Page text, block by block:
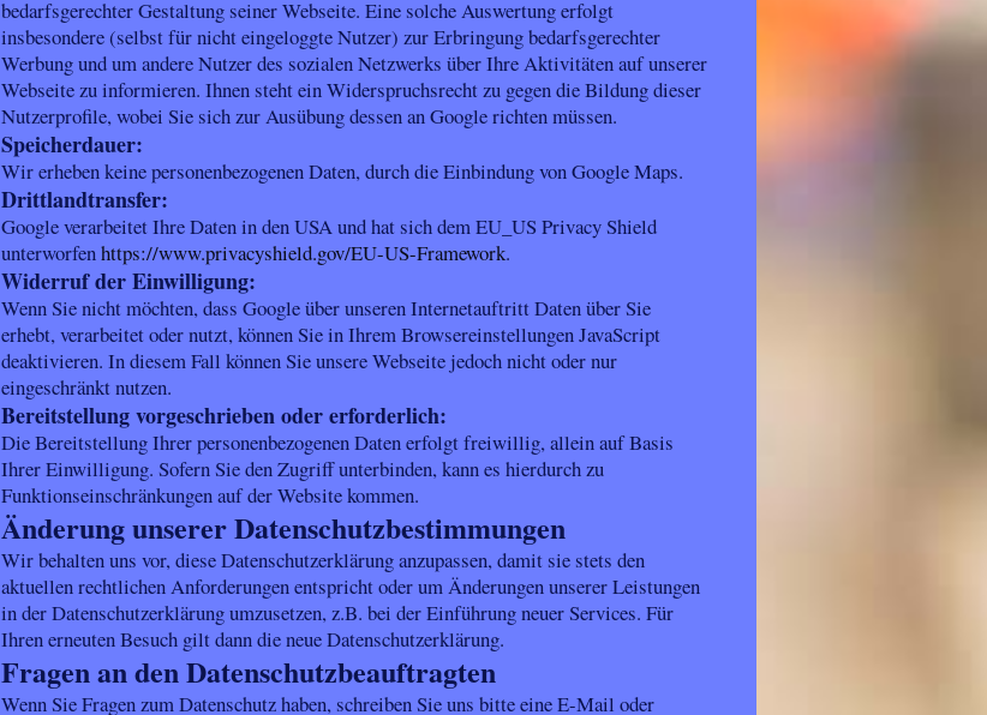
bedarfsgerechter Gestaltung seiner Webseite. Eine solche Auswertung erfolgt
insbesondere (selbst für nicht eingeloggte Nutzer) zur Erbringung bedarfsgerechter
Werbung und um andere Nutzer des sozialen Netzwerks über Ihre Aktivitäten auf unserer
Webseite zu informieren. Ihnen steht ein Widerspruchsrecht zu gegen die Bildung dieser
Nutzerprofile, wobei Sie sich zur Ausübung dessen an Google richten müssen.
Speicherdauer:
Wir erheben keine personenbezogenen Daten, durch die Einbindung von Google Maps.
Drittlandtransfer:
Google verarbeitet Ihre Daten in den USA und hat sich dem EU_US Privacy Shield
unterworfenhttps://www.privacyshield.gov/EU-US-Framework.
Widerruf der Einwilligung:
Wenn Sie nicht möchten, dass Google über unseren Internetauftritt Daten über Sie
erhebt, verarbeitet oder nutzt, können Sie in Ihrem Browsereinstellungen JavaScript
deaktivieren. In diesem Fall können Sie unsere Webseite jedoch nicht oder nur
eingeschränkt nutzen.
Bereitstellung vorgeschrieben oder erforderlich:
Die Bereitstellung Ihrer personenbezogenen Daten erfolgt freiwillig, allein auf Basis
Ihrer Einwilligung. Sofern Sie den Zugriff unterbinden, kann es hierdurch zu
Funktionseinschränkungen auf der Website kommen.
Änderung unserer Datenschutzbestimmungen
Wir behalten uns vor, diese Datenschutzerklärung anzupassen, damit sie stets den
aktuellen rechtlichen Anforderungen entspricht oder um Änderungen unserer Leistungen
in der Datenschutzerklärung umzusetzen, z.B. bei der Einführung neuer Services. Für
Ihren erneuten Besuch gilt dann die neue Datenschutzerklärung.
Fragen an den Datenschutzbeauftragten
Wenn Sie Fragen zum Datenschutz haben, schreiben Sie uns bitte eine E-Mail oder